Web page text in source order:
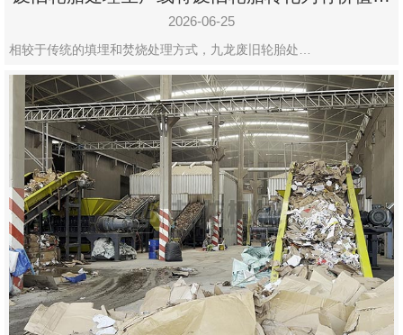
资源
2026-06-25
相较于传统的填埋和焚烧处理方式，九龙废旧轮胎处…